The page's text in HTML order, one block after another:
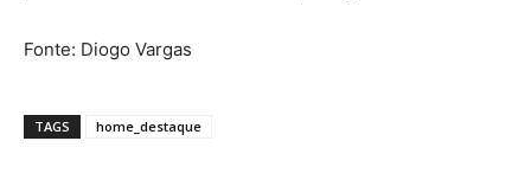
Fonte: Diogo Vargas
TAGS home_destaque